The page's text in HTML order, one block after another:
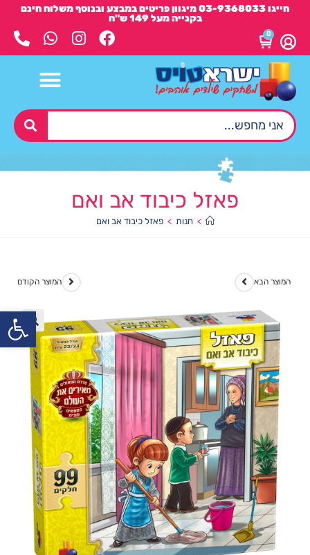
חייגו 03-9368033 מיגוון פריטים במבצע ובנוסף משלוח חינם
בקנייה מעל 149 ש"ח
0
פאזל כיבוד אב ואם
> חנות > פאזל כיבוד אב ואם
המוצר הקודם המוצר הבא